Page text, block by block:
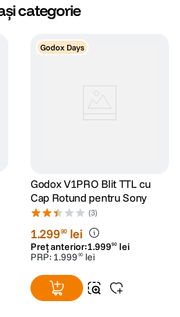
categorie
Godox Days
Godox V1PRO Blit TTL cu
Cap Rotund pentru Sony
(3)
1.29990 lei
Preț anterior:1.99990 lei
PRP: 1.999 90 lei